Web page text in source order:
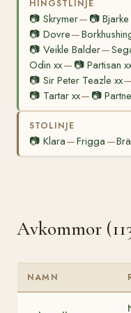
HINGSTLINJE
📷 Skrymer— 📷Bjarke
📷 Dovre—
📷 Veikle Balder—
Odin xx— 📷Partisan
📷 Sir Peter Teazle xx—
📷 Tartar xx— 📷
STOLINJE
📷 Klara—Frigga —
Avkommor
NAMN